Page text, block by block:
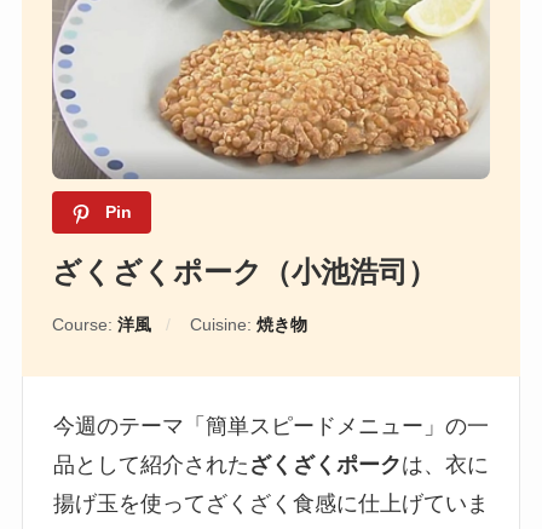
Pin
ざくざくポーク（小池浩司）
Course: 洋風 Cuisine: 焼き物
今週のテーマ「簡単スピードメニュー」の一
品として紹介された ざくざくポークは、衣に
揚げ玉を使ってざくざく食感に仕上げていま